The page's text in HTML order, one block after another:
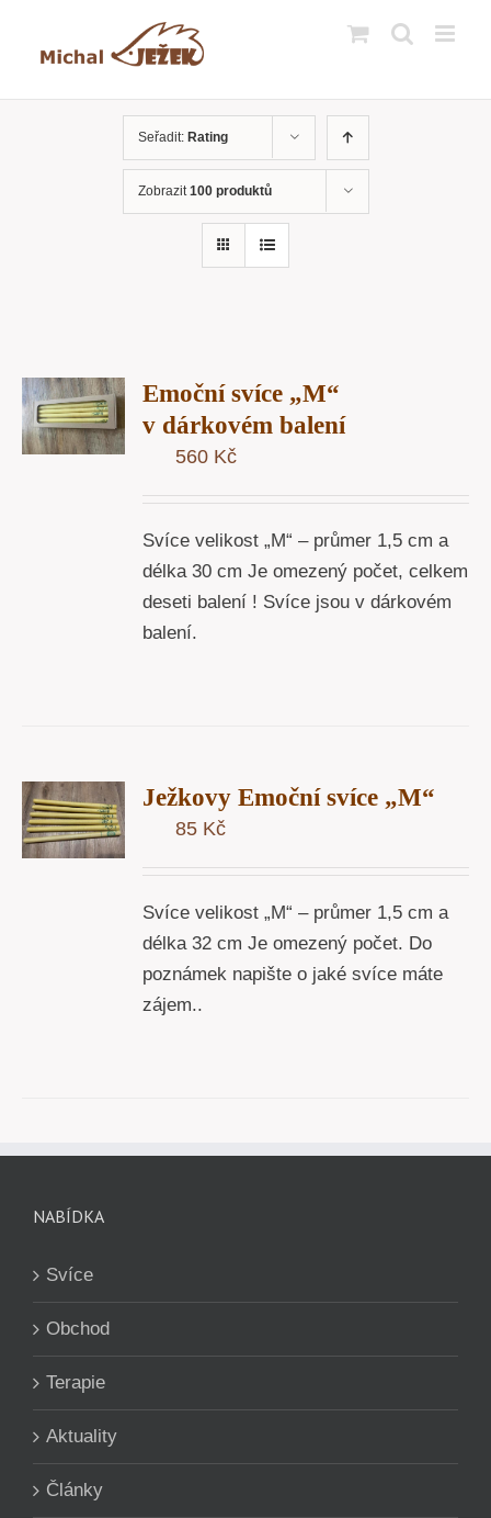
Seřadit: Rating
Zobrazit100 produktů
Emoční svíce „M“
v dárkovém balení
560 Kč
Svíce velikost „M“ – průmer 1,5 cm a
délka 30 cm Je omezený počet, celkem
deseti balení ! Svíce jsou v dárkovém
balení.
Ježkovy Emoční svíce „M“
85 Kč
Svíce velikost „M“ – průmer 1,5 cm a
délka 32 cm Je omezený počet. Do
poznámek napište o jaké svíce máte
zájem..
NABÍDKA
Svíce
Obchod
Terapie
Aktuality
Články